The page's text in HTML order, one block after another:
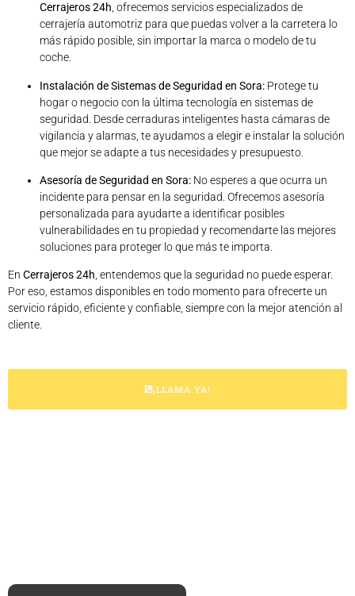
Cerrajeros 24h , ofrecemos servicios especializados de
cerrajería automotriz para que puedas volver a la carretera lo
más rápido posible, sin importar la marca o modelo de tu
coche.
Instalación de Sistemas de Seguridad en Sora: Protege tu
hogar o negocio con la última tecnología en sistemas de
seguridad. Desde cerraduras inteligentes hasta cámaras de
vigilancia y alarmas, te ayudamos a elegir e instalar la solución
que mejor se adapte a tus necesidades y presupuesto.
Asesoría de Seguridad en Sora: No esperes a que ocurra un
incidente para pensar en la seguridad. Ofrecemos asesoría
personalizada para ayudarte a identificar posibles
vulnerabilidades en tu propiedad y recomendarte las mejores
soluciones para proteger lo que más te importa.
En Cerrajeros 24h, entendemos que la seguridad no puede esperar.
Por eso, estamos disponibles en todo momento para ofrecerte un
servicio rápido, eficiente y confiable, siempre con la mejor atención al
cliente.
¡LLAMA YA!